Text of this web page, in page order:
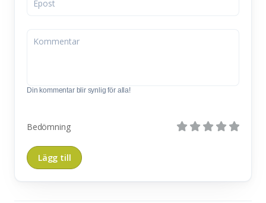
Din kommentar blir synlig för alla!
Bedömning